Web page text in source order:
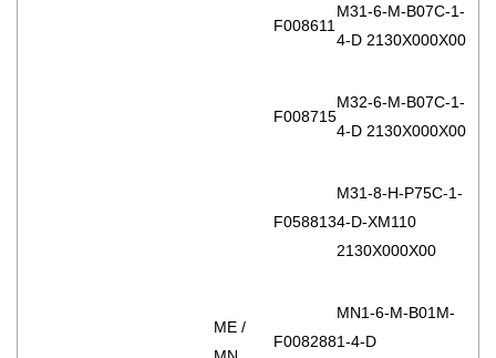
F008611
M31-6-M-B07C-1-
4-D 2130X000X00
F008715
M32-6-M-B07C-1-
4-D 2130X000X00
F058813
M31-8-H-P75C-1-
4-D-XM110
2130X000X00
ME /
F008288
MN1-6-M-B01M-
1-4-D